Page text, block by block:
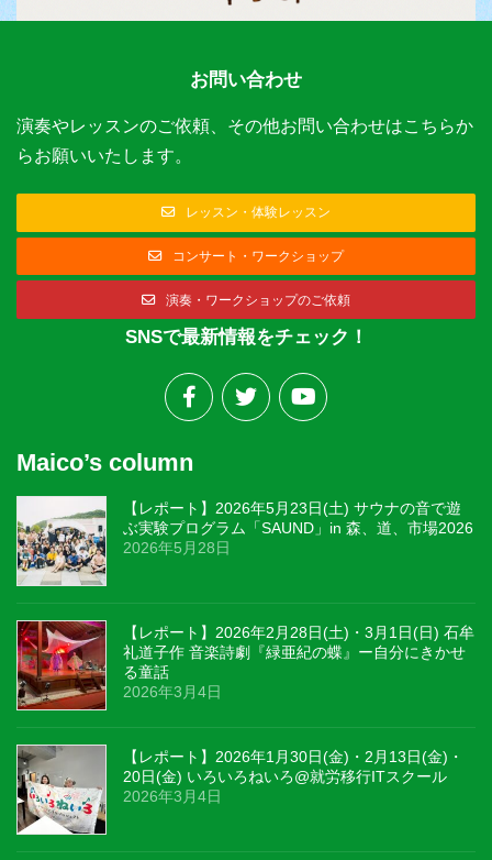
お問い合わせ
演奏やレッスンのご依頼、その他お問い合わせはこちらか
らお願いいたします。
レッスン・体験レッスン
コンサート・ワークショップ
演奏・ワークショップのご依頼
SNSで最新情報をチェック！
Maico’s column
【レポート】2026年5月23日(土) サウナの音で遊
ぶ実験プログラム「SAUND」in 森、道、市場2026
2026年5月28日
【レポート】2026年2月28日(土)・3月1日(日) 石牟
礼道子作 音楽詩劇『緑亜紀の蝶』ー自分にきかせ
る童話
2026年3月4日
【レポート】2026年1月30日(金)・2月13日(金)・
20日(金) いろいろねいろ@就労移行ITスクール
2026年3月4日